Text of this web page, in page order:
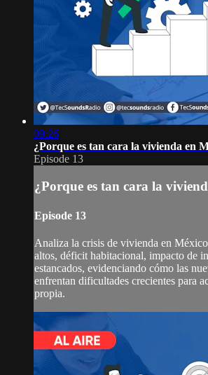
09:26
¿Porque es tan cara la vivienda en
Episode 13
¿Porque es tan cara la
Episode 13
Analiza la crisis de vivienda en
altos, déficit habitacional, impacto de
estancados, evidenciando cómo las
enfrentan dificultades crecientes para
propia.